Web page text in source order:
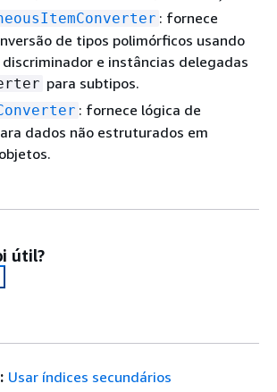
: fornece
de tipos polimórficos usando
e instâncias delegadas
para subtipos.
: fornece lógica de
dados não estruturados em
objetos.
útil?
Usar índices secundários